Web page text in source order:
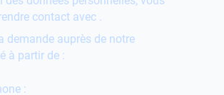
contact avec .
demande auprès de notre
à partir de :
: